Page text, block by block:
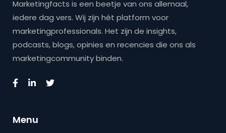
Marketingfacts is een beetje van ons allemaal,
iedere dag vers. Wij zijn hét platform voor
marketingprofessionals. Het zijn de insights,
podcasts, blogs, opinies en recencies die ons als
marketingcommunity binden.
Menu